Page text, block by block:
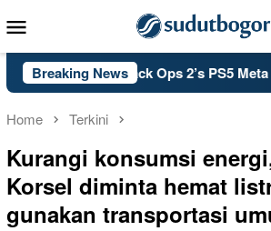
to
Menu
Breaking News
of Duty: Black Ops 2’s PS5 Meta is
Home Terkini
Kurangi konsumsi
Korsel diminta hemat
gunakan transportasi